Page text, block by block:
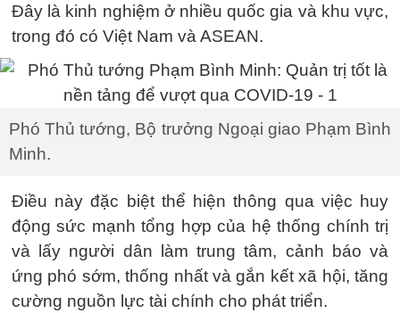
Đây là kinh nghiệm ở nhiều quốc gia và khu vực,
trong đó có Việt Nam và ASEAN.
Phó Thủ tướng, Bộ trưởng Ngoại giao Phạm Bình
Minh.
Điều này đặc biệt thể hiện thông qua việc huy
động sức mạnh tổng hợp của hệ thống chính trị
và lấy người dân làm trung tâm, cảnh báo và
ứng phó sớm, thống nhất và gắn kết xã hội, tăng
cường nguồn lực tài chính cho phát triển.